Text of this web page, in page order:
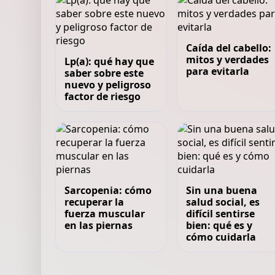
Lp(a): qué hay que
saber sobre este
nuevo y peligroso
factor de riesgo
Caída del cabello:
mitos y verdades
para evitarla
Sarcopenia: cómo
recuperar la
fuerza muscular
en las piernas
Sin una buena
salud social, es
difícil sentirse
bien: qué es y
cómo cuidarla